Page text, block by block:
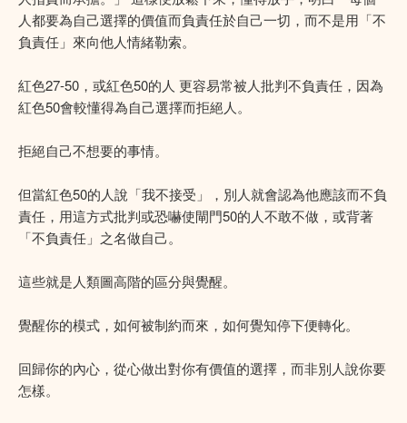
人都要為自己選擇的價值而負責任於自己一切，而不是用「不
負責任」來向他人情緒勒索。
紅色27-50，或紅色50的人 更容易常被人批判不負責任，因為
紅色50會較懂得為自己選擇而拒絕人。
拒絕自己不想要的事情。
但當紅色50的人說「我不接受」，別人就會認為他應該而不負
責任，用這方式批判或恐嚇使閘門50的人不敢不做，或背著
「不負責任」之名做自己。
這些就是人類圖高階的區分與覺醒。
覺醒你的模式，如何被制約而來，如何覺知停下便轉化。
回歸你的內心，從心做出對你有價值的選擇，而非別人說你要
怎樣。